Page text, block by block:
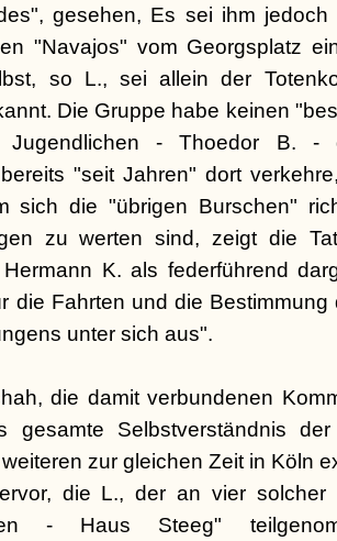
gesehen, Es sei ihm
"Navajos" vom Georgsplatz
so L., sei allein der
Die Gruppe habe keinen
Jugendlichen - Thoedor B. -
"seit Jahren" dort
sich die "übrigen Burschen"
zu werten sind, zeigt die
K. als federführend
die Fahrten und die
unter sich aus".
die damit verbundenen
gesamte Selbstverständnis
zur gleichen Zeit in Köln
die L., der an vier
- Haus Steeg"